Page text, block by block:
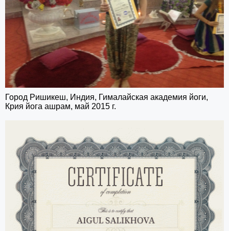
Город Ришикеш, Индия, Гималайская академия йоги,
Крия йога ашрам, май 2015 г.